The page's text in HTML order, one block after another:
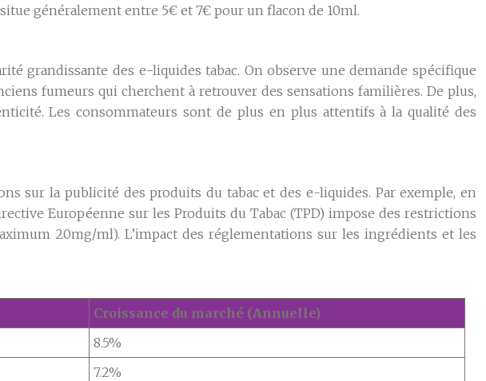
généralement entre 5€ et 7€ pour un flacon de 10ml.
grandissante des e-liquides tabac. On observe une demande spécifique
fumeurs qui cherchent à retrouver des sensations familières. De plus,
Les consommateurs sont de plus en plus attentifs à la qualité des
sur la publicité des produits du tabac et des e-liquides. Par exemple, en
Européenne sur les Produits du Tabac (TPD) impose des restrictions
20mg/ml). L’impact des réglementations sur les ingrédients et les
Croissance du marché (Annuelle)
8.5%
7.2%